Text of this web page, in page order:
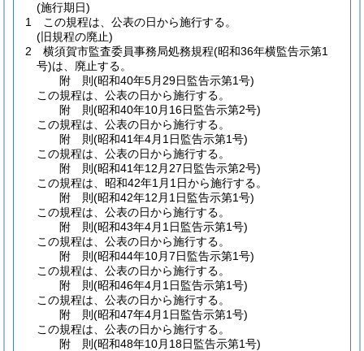
(施行期日)
1
この規程は、公表の日から施行する。
(旧規程の廃止)
2
横須賀市監査委員事務局処務規程(昭和36年横監告示第1
号)は、廃止する。
附 則(昭和40年5月29日監告示第1号)
この規程は、公表の日から施行する。
附 則(昭和40年10月16日監告示第2号)
この規程は、公表の日から施行する。
附 則(昭和41年4月1日監告示第1号)
この規程は、公表の日から施行する。
附 則(昭和41年12月27日監告示第2号)
この規程は、昭和42年1月1日から施行する。
附 則(昭和42年12月1日監告示第1号)
この規程は、公表の日から施行する。
附 則(昭和43年4月1日監告示第1号)
この規程は、公表の日から施行する。
附 則(昭和44年10月7日監告示第1号)
この規程は、公表の日から施行する。
附 則(昭和46年4月1日監告示第1号)
この規程は、公表の日から施行する。
附 則(昭和47年4月1日監告示第1号)
この規程は、公表の日から施行する。
附 則(昭和48年10月18日監告示第1号)